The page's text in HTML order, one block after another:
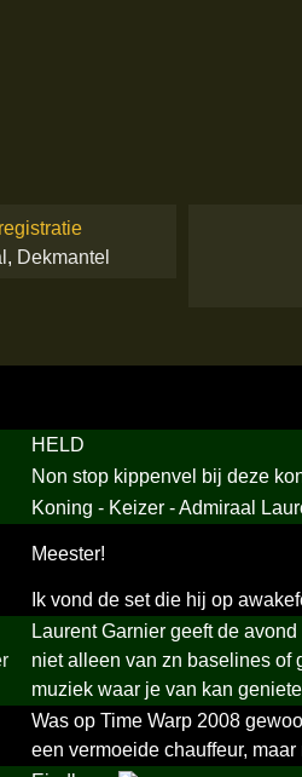
, Dekmantel
HELD
Non stop kippenvel bij deze
Koning - Keizer - Admiraal
Meester!
Ik vond de set die hij op
Laurent Garnier geeft de
niet alleen van zn baselines of
muziek waar je van kan
Was op Time Warp 2008
een vermoeide chauffeur,